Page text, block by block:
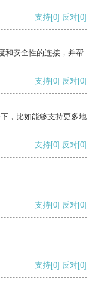
支持[0] 反对[0]
和安全性的连接，并帮
支持[0] 反对[0]
，比如能够支持更多地
支持[0] 反对[0]
支持[0] 反对[0]
支持[0] 反对[0]